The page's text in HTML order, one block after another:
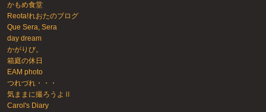
かもめ食堂
Reota!れおたのブログ
Que Sera, Sera
day dream
かがりび。
箱庭の休日
EAM photo
つれづれ・・・
気ままに撮ろうよⅡ
Carol's Diary